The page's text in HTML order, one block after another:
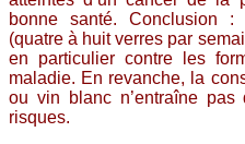
bonne santé. Conclusion :
(quatre à huit verres par
en particulier contre les
maladie. En revanche, la
ou vin blanc n’entraîne
risques.